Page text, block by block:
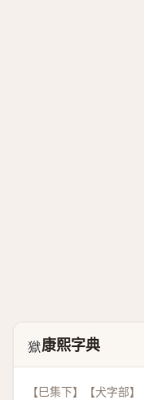
𤠒康熙字典
【巳集下】【犬字部